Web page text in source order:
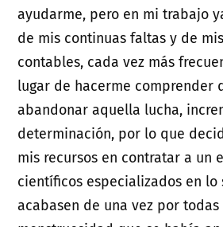
ayudarme, pero en mi trabajo
de mis continuas faltas y de
contables, cada vez más
lugar de hacerme comprender
abandonar aquella lucha,
determinación, por lo que
mis recursos en contratar a un
científicos especializados en lo
acabasen de una vez por todas